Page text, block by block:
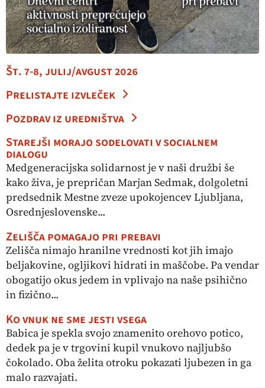
Št. 7-8, julij/avgust 2026
Prelistajte izvleček
Pozdrav iz uredništva
Starejši morajo sodelovati v socialnem
dialogu
Medgeneracijska solidarnost je v naši družbi še
kako živa, je prepričan Marjan Sedmak, dolgoletni
predsednik Mestne zveze upokojencev Ljubljana,
Osrednjeslovenske...
Zelišča pomagajo pri prebavi
Zelišča nimajo hranilne vrednosti kot jih imajo
beljakovine, ogljikovi hidrati in maščobe. Pa vendar
obogatijo okus jedem in vplivajo na naše psihično
in fizično...
Ko vnuk ne sme jesti vsega
Babica je spekla svojo znamenito orehovo potico,
dedek pa je v trgovini kupil vnukovo najljubšo
čokolado. Oba želita otroku pokazati ljubezen in ga
malo razvajati.